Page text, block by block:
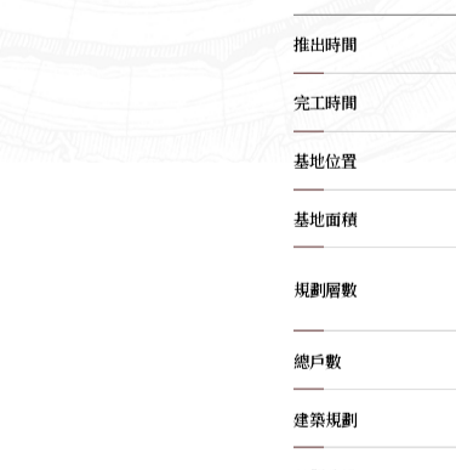
推出時間
完工時間
基地位置
基地面積
規劃層數
總戶數
建築規劃